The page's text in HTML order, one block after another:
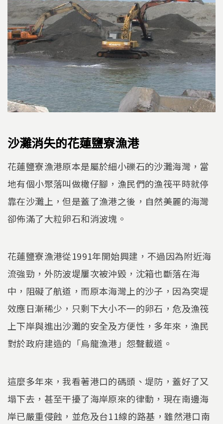
沙灘消失的花蓮鹽寮漁港
花蓮鹽寮漁港原本是屬於細小礫石的沙灘海灣，當
地有個小聚落叫做橄仔腳，漁民們的漁筏平時就停
靠在沙灘上，但是蓋了漁港之後，自然美麗的海灣
卻佈滿了大粒卵石和消波塊。
花蓮鹽寮漁港從1991年開始興建，不過因為附近海
流強勁，外防波堤屢次被沖毀，沈箱也斷落在海
中，阻礙了航道，而原本海灣上的沙子，因為突堤
效應日漸稀少，只剩下大小不一的卵石，危及漁筏
上下岸與進出沙灘的安全及方便性，多年來，漁民
對於政府建造的「烏龍漁港」怨聲載道。
這麼多年來，我看著港口的碼頭、堤防，蓋好了又
塌下去，甚至干擾了海岸原來的律動，現在南邊海
岸已嚴重侵蝕，並危及台11線的路基，雖然港口南